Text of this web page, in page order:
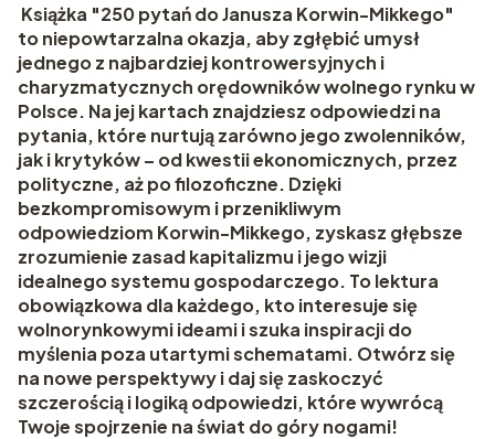
Książka "250 pytań do Janusza Korwin-Mikkego"
to niepowtarzalna okazja, aby zgłębić umysł
jednego z najbardziej kontrowersyjnych i
charyzmatycznych orędowników wolnego rynku w
Polsce. Na jej kartach znajdziesz odpowiedzi na
pytania, które nurtują zarówno jego zwolenników,
jak i krytyków – od kwestii ekonomicznych, przez
polityczne, aż po filozoficzne. Dzięki
bezkompromisowym i przenikliwym
odpowiedziom Korwin-Mikkego, zyskasz głębsze
zrozumienie zasad kapitalizmu i jego wizji
idealnego systemu gospodarczego. To lektura
obowiązkowa dla każdego, kto interesuje się
wolnorynkowymi ideami i szuka inspiracji do
myślenia poza utartymi schematami. Otwórz się
na nowe perspektywy i daj się zaskoczyć
szczerością i logiką odpowiedzi, które wywrócą
Twoje spojrzenie na świat do góry nogami!